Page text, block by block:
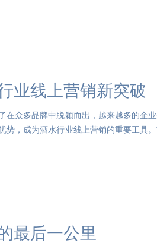
业线上营销新突破
在众多品牌中脱颖而出，越来越多的企
，成为酒水行业线上营销的重要工具。
最后一公里